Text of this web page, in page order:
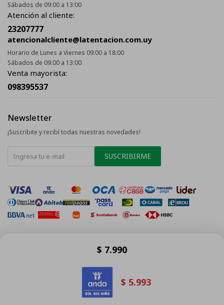
$ 7.990
$ 5.993
Sábados de 09:00 a 13:00
Atención al cliente:
23207777
atencionalcliente@latentacion.com.uy
Horario de Lunes a Viernes 09:00 a 18:00
Sábados de 09:00 a 13:00
Venta mayorista:
098395537
Newsletter
¡Suscribite y recibí todas nuestras novedades!
SUSCRIBIRME
© Copyright 2026 / La Tentación